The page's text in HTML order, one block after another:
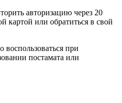
авторизацию через 20
картой или обратиться в свой
при
постамата или